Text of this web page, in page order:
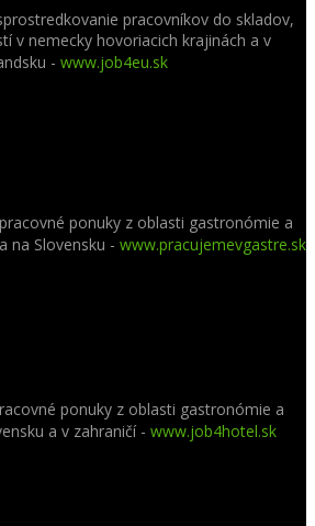
pracovníkov do skladov,
v nemecky hovoriacich krajinách a v
- www.job4eu.sk
ponuky z oblasti gastronómie a
na Slovensku - www.pracujemevgastre.sk
ponuky z oblasti gastronómie a
a v zahraničí - www.job4hotel.sk